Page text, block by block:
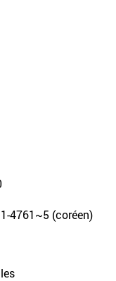
4761~5 (coréen)